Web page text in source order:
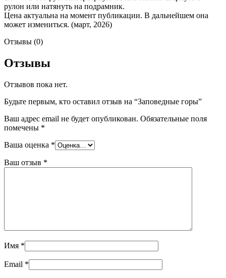
рулон или натянуть на подрамник.
Цена актуальна на момент публикации. В дальнейшем она
может измениться. (март, 2026)
Отзывы (0)
Отзывы
Отзывов пока нет.
Будьте первым, кто оставил отзыв на “Заповедные горы”
Ваш адрес email не будет опубликован. Обязательные поля
помечены *
Ваша оценка *
Ваш отзыв *
Имя *
Email *